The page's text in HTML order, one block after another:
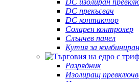
DC изолиран
DC прекъсвач
DC контактор
Соларен контролер
Слънчев панел
Кутия за
Разрядник
Изолиращ